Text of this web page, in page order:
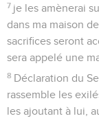
7 je les amènerai
dans ma maison
sacrifices seront
sera appelé une
8 Déclaration du
rassemble les
les ajoutant à lui,